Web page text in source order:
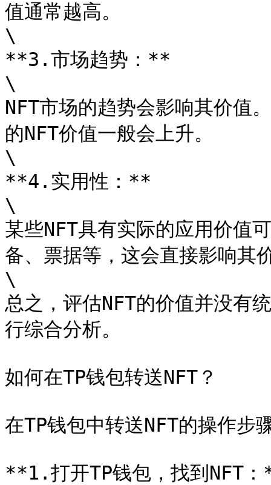
值通常越高。
\
**3.市场趋势：**
\
NFT市场的趋势会影响其价值
的NFT价值一般会上升。
\
**4.实用性：**
\
某些NFT具有实际的应用价值
备、票据等，这会直接影响其
\
总之，评估NFT的价值并没有
行综合分析。
如何在TP钱包转送NFT？
在TP钱包中转送NFT的操作步
**1.打开TP钱包，找到NFT